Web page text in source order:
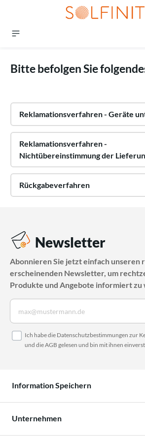
Bitte befolgen Sie
Reklamationsverfahren - Geräte
Reklamationsverfahren -
Nichtübereinstimmung der
Rückgabeverfahren
Newsletter
Abonnieren Sie jetzt einfach unseren
erscheinenden Newsletter, um
Produkte und Angebote informiert zu
Ich habe die Datenschutzbestimmungen zur
und dieAGB gelesen und bin mit ihnen
Information Speichern
Unternehmen